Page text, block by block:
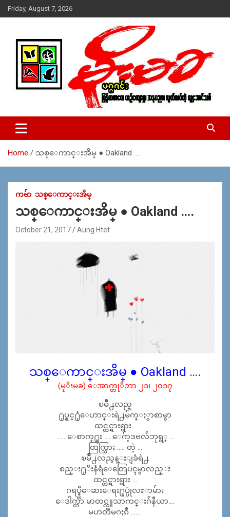
Skip
to
Friday, August 7, 2026
MoeMaKa Burmese News &
Media
ယ္ေရး – အမွတ္ ၂၅၄၊ ပထပ္၊ လမ္း ၄၀၊ ေက်ာက္တံတား၊ ရန္ကုန္။
(ဖုုံး – ၀၉ ၂၅၂ ၂၄၉ ၀၉၄ ၊ ၀၉ ၄၂၁ ၇၄၃ ၇၅၃ ၊ ၀၉ ၅၀၄ ၁၀ ၅၈) ျ
ဇာေစ်းသစ္ ။ ၀၉ ၇၈၆၈၃၇ ၃၀၅ / ၀၉ ၉၆၃၆၉၉၈၃၄
Home သစ္ေကာင္းအိမ္ ● Oakland ….
ကဗ်ာ သစ္ေကာင္းအိမ္
သစ္ေကာင္းအိမ္ ● Oakland ….
October 21, 2017 Aung Htet
သစ္ေကာင္းအိမ္ ● Oakland ….
(မုိးမခ) ေအာက္တုိဘာ ၂၁၊ ၂၀၁၇
ၿမိဳ႕လည္
႐ုပ္ရွင္႐ုံေဟာင္းရဲ႕မ်က္ႏွာစာမွာ
ထင္ထင္ရွားရွား…
….. ေစာက္႐ူး …. ေဂ်ာ့ဒဗလ်ဴဘုရွ္ ..
ထြက္သြား ….. တဲ့ …
ၿမိိဳ႕လည္ပန္းျခံရဲ႕
စည္း႐ုိးနံရံေတြေပၚမွာလည္း
ထင္ထင္ရွားရွား …
ဂရပ္ဖ္တီေဆးေရး႐ုပ္ပုံလႊာမ်ား
ေဒါက္တာ မာတင္လူသာကင္းဂ်ဴနီယာ….
မဟတၱမဂႏၵီ …….